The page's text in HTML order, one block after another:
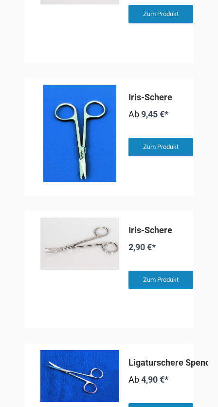
Zum Produkt
Iris-Schere
Ab9,45 €*
Zum Produkt
Iris-Schere
2,90 €*
Zum Produkt
Ligaturschere Spencer
Ab4,90 €*